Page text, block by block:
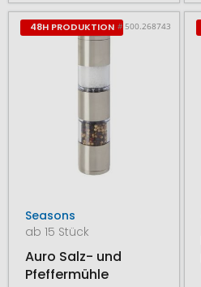
48H PRODUKTION # 500.268743
Seasons
ab 15 Stück
Auro Salz- und
Pfeffermühle